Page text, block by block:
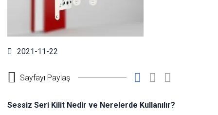
2021-11-22
Sayfayı Paylaş
Sessiz Seri Kilit Nedir ve Nerelerde Kullanılır?